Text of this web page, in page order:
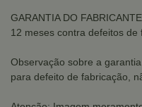
GARANTIA DO FABRICANTE
12 meses contra defeitos de
Observação sobre a
para defeito de fabricação,